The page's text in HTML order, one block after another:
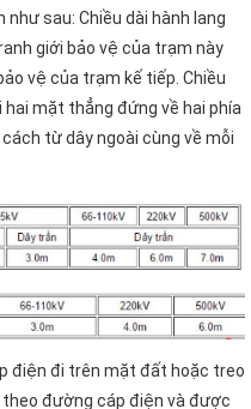
sau: Chiều dài hành lang
giới bảo vệ của trạm này
vệ của trạm kế tiếp. Chiều
mặt thẳng đứng về hai phía
từ dây ngoài cùng về mỗi
điện đi trên mặt đất hoặc treo
theo đường cáp điện và được